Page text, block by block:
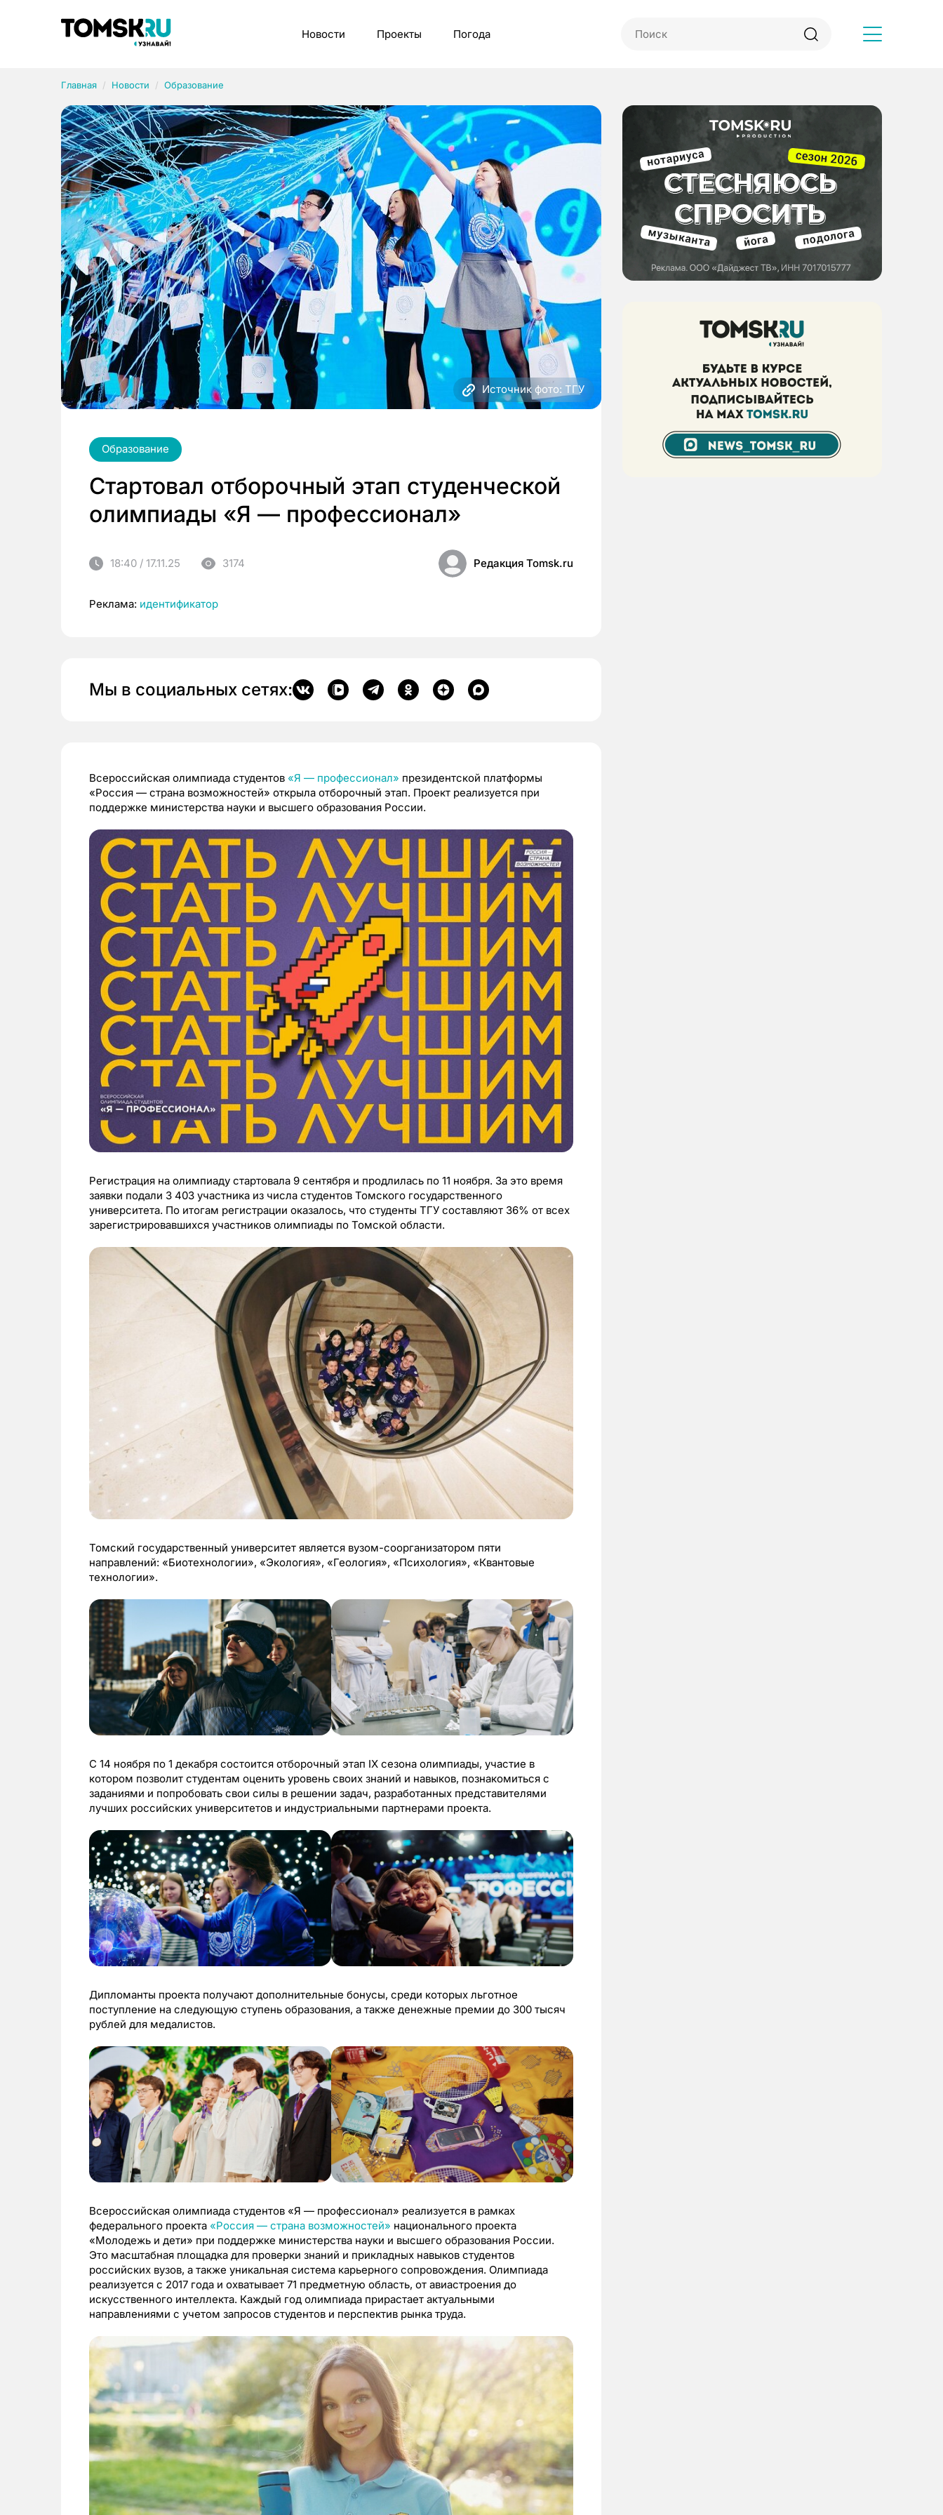
Новости Проекты Погода
Главная Новости Образование
Источник фото: ТГУ
Образование
Стартовал отборочный этап студенческой
олимпиады «Я — профессионал»
18:40 / 17.11.25 3174 Редакция Tomsk.ru
Реклама: идентификатор
Мы в социальных сетях:
Всероссийская олимпиада студентов «Я — профессионал» президентской платформы
«Россия — страна возможностей» открыла отборочный этап. Проект реализуется при
поддержке министерства науки и высшего образования России.
Регистрация на олимпиаду стартовала 9 сентября и продлилась по 11 ноября. За это время
заявки подали 3 403 участника из числа студентов Томского государственного
университета. По итогам регистрации оказалось, что студенты ТГУ составляют 36% от всех
зарегистрировавшихся участников олимпиады по Томской области.
Томский государственный университет является вузом-соорганизатором пяти
направлений: «Биотехнологии», «Экология», «Геология», «Психология», «Квантовые
технологии».
С 14 ноября по 1 декабря состоится отборочный этап IX сезона олимпиады, участие в
котором позволит студентам оценить уровень своих знаний и навыков, познакомиться с
заданиями и попробовать свои силы в решении задач, разработанных представителями
лучших российских университетов и индустриальными партнерами проекта.
Дипломанты проекта получают дополнительные бонусы, среди которых льготное
поступление на следующую ступень образования, а также денежные премии до 300 тысяч
рублей для медалистов.
Всероссийская олимпиада студентов «Я — профессионал» реализуется в рамках
федерального проекта «Россия — страна возможностей» национального проекта
«Молодежь и дети» при поддержке министерства науки и высшего образования России.
Это масштабная площадка для проверки знаний и прикладных навыков студентов
российских вузов, а также уникальная система карьерного сопровождения. Олимпиада
реализуется с 2017 года и охватывает 71 предметную область, от авиастроения до
искусственного интеллекта. Каждый год олимпиада прирастает актуальными
направлениями с учетом запросов студентов и перспектив рынка труда.
Рубрики